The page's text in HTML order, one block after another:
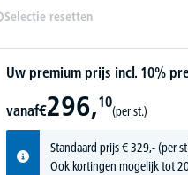
Selectie resetten
Uw premium prijs incl. 10%
vanaf€296,10
(per st.)
Standaard prijs€329,-(per
Ook kortingen mogelijk tot